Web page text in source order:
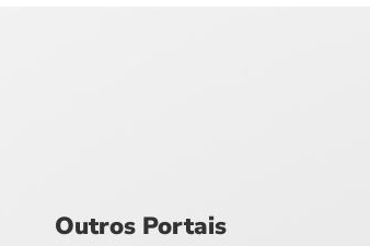
Outros Portais